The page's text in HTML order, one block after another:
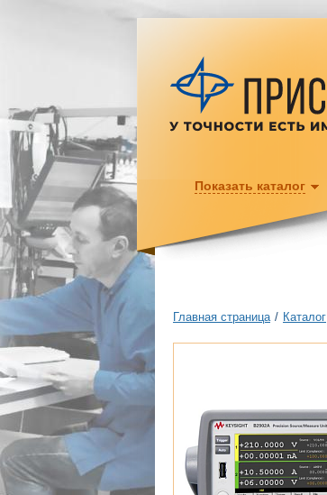
Показать каталог
Главная страница / Каталог